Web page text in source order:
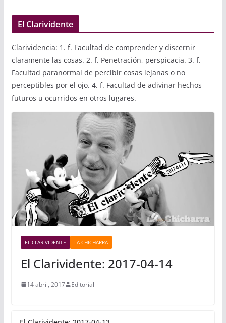
El Clarividente
Clarividencia: 1. f. Facultad de comprender y discernir
claramente las cosas. 2. f. Penetración, perspicacia. 3. f.
Facultad paranormal de percibir cosas lejanas o no
perceptibles por el ojo. 4. f. Facultad de adivinar hechos
futuros u ocurridos en otros lugares.
EL CLARIVIDENTE LA CHICHARRA
El Clarividente: 2017-04-14
14 abril, 2017 Editorial